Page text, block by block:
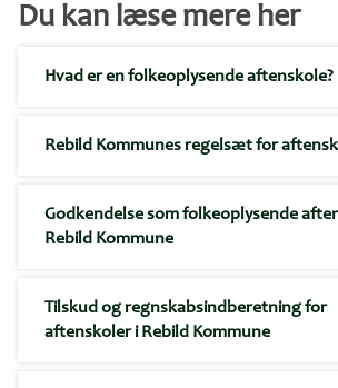
Du kan læse mere her
Hvad er en folkeoplysende aftenskole?
Rebild Kommunes regelsæt for
Godkendelse som folkeoplysende
Rebild Kommune
Tilskud og regnskabsindberetning for
aftenskoler i Rebild Kommune